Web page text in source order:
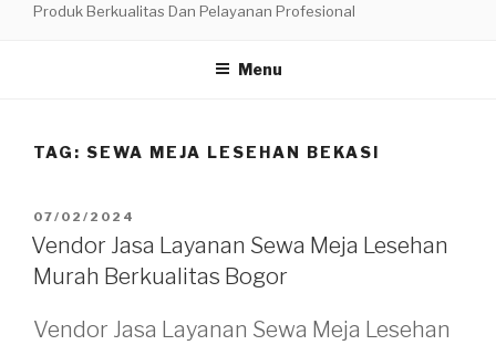
Produk Berkualitas Dan Pelayanan Profesional
Menu
TAG: SEWA MEJA LESEHAN BEKASI
DIPOSKAN
PADA
07/02/2024
Vendor Jasa Layanan Sewa Meja Lesehan
Murah Berkualitas Bogor
Vendor Jasa Layanan Sewa Meja Lesehan